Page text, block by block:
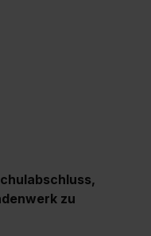
triff deine
klick auf „Auswahl
und „Social
USA (Art. 49 Abs. 1
über unsere
„Datenschutz-
zu